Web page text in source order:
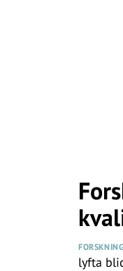
FORSKNING
lyfta